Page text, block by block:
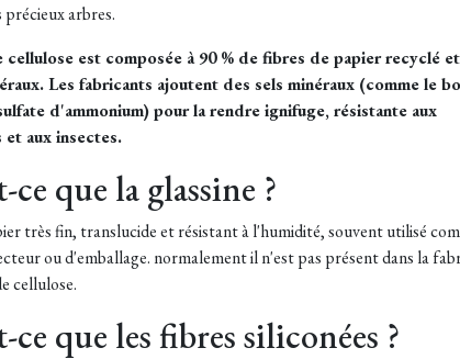
précieux arbres.
cellulose est composée à 90 % de fibres de papier recyclé
Les fabricants ajoutent des sels minéraux (comme le
d'ammonium) pour la rendre ignifuge, résistante aux
et aux insectes.
ce que la glassine ?
très fin, translucide et résistant à l'humidité, souvent utilisé
ou d'emballage. normalement il n'est pas présent dans la
cellulose.
ce que les fibres siliconées ?